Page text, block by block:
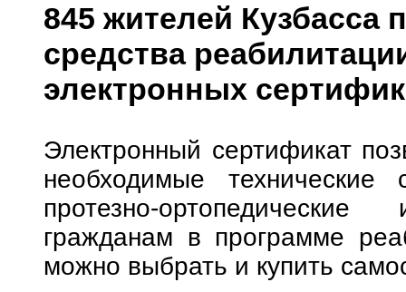
845 жителей Кузбасса
средства
электронных
Электронный сертификат
необходимые технические
протезно-
гражданам в программе
можно выбрать и купить